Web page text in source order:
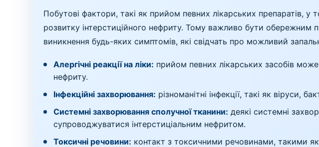
Побутові фактори, такі як прийом певних лікарських препаратів, у
розвитку інтерстиційного нефриту. Тому важливо бути обережним
виникнення будь-яких симптомів, які свідчать про можливий
Алергічні реакції на ліки: прийом певних лікарських засобів
нефриту.
Інфекційні захворювання: різноманітні інфекції, такі як віруси,
Системні захворювання сполучної тканини: деякі системні
супроводжуватися інтерстиціальним нефритом.
Токсичні речовини: контакт з токсичними речовинами, такими